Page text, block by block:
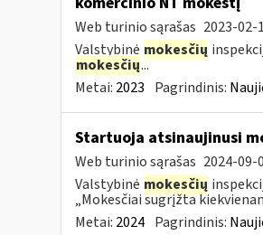
Web turinio sąrašas 2023-02-
Valstybinė mokesčių
mokesčių...
Metai: 2023 Pagrindinis:
Startuoja atsinaujinusi
Web turinio sąrašas 2024-09-
Valstybinė mokesčių
„Mokesčiai sugrįžta
Metai: 2024 Pagrindinis: